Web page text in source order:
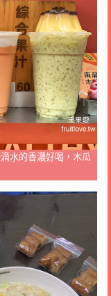
水的香濃好喝，木瓜